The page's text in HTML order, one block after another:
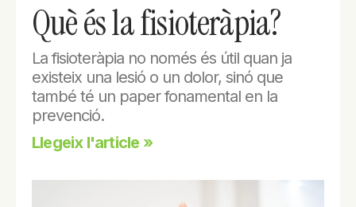
Què és la fisioteràpia?
La fisioteràpia no només és útil quan ja
existeix una lesió o un dolor, sinó que
també té un paper fonamental en la
prevenció.
Llegeix l'article »